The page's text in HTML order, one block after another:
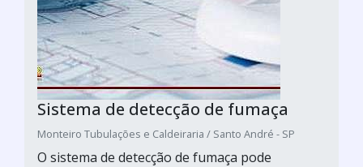
Sistema de detecção de fumaça
Monteiro Tubulações e Caldeiraria / Santo André - SP
O sistema de detecção de fumaça pode